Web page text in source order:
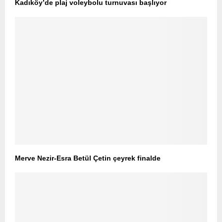
Kadıköy’de plaj voleybolu turnuvası başlıyor
Merve Nezir-Esra Betül Çetin çeyrek finalde